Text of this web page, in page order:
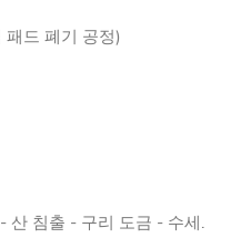
드 폐기 공정)
산 침출 - 구리 도금 - 수세.